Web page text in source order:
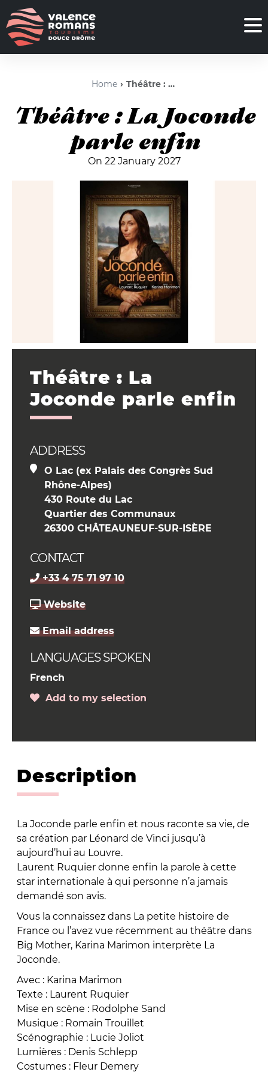
Home Théâtre : La Joconde parle enfin
Théâtre : La Joconde
parle enfin
On 22 January 2027
Théâtre : La
Joconde parle enfin
ADDRESS
O Lac (ex Palais des Congrès Sud
Rhône-Alpes)
430 Route du Lac
Quartier des Communaux
26300 CHÂTEAUNEUF-SUR-ISÈRE
CONTACT
+33 4 75 71 97 10
Website
Email address
LANGUAGES SPOKEN
French
Add to my selection
Description
La Joconde parle enfin et nous raconte sa vie, de
sa création par Léonard de Vinci jusqu’à
aujourd’hui au Louvre.
Laurent Ruquier donne enfin la parole à cette
star internationale à qui personne n’a jamais
demandé son avis.
Vous la connaissez dans La petite histoire de
France ou l’avez vue récemment au théâtre dans
Big Mother, Karina Marimon interprète La
Joconde.
Avec : Karina Marimon
Texte : Laurent Ruquier
Mise en scène : Rodolphe Sand
Musique : Romain Trouillet
Scénographie : Lucie Joliot
Lumières : Denis Schlepp
Costumes : Fleur Demery